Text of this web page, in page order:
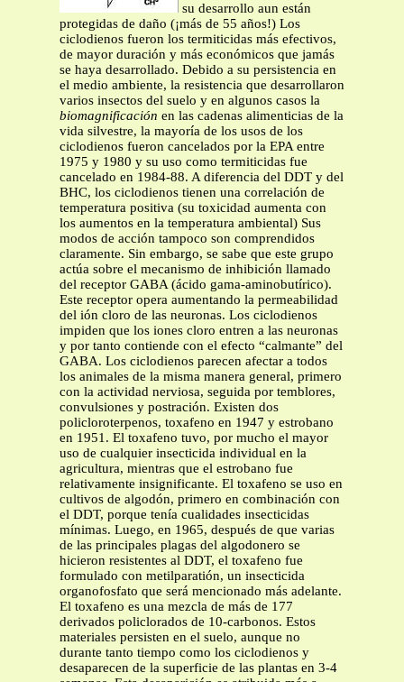
su desarrollo aun están
protegidas de daño (¡más de 55 años!) Los
ciclodienos fueron los termiticidas más efectivos,
de mayor duración y más económicos que jamás
se haya desarrollado. Debido a su persistencia en
el medio ambiente, la resistencia que desarrollaron
varios insectos del suelo y en algunos casos la
biomagnificación en las cadenas alimenticias de la
vida silvestre, la mayoría de los usos de los
ciclodienos fueron cancelados por la EPA entre
1975 y 1980 y su uso como termiticidas fue
cancelado en 1984-88. A diferencia del DDT y del
BHC, los ciclodienos tienen una correlación de
temperatura positiva (su toxicidad aumenta con
los aumentos en la temperatura ambiental) Sus
modos de acción tampoco son comprendidos
claramente. Sin embargo, se sabe que este grupo
actúa sobre el mecanismo de inhibición llamado
del receptor GABA (ácido gama-aminobutírico).
Este receptor opera aumentando la permeabilidad
del ión cloro de las neuronas. Los ciclodienos
impiden que los iones cloro entren a las neuronas
y por tanto contiende con el efecto “calmante” del
GABA. Los ciclodienos parecen afectar a todos
los animales de la misma manera general, primero
con la actividad nerviosa, seguida por temblores,
convulsiones y postración. Existen dos
policloroterpenos, toxafeno en 1947 y estrobano
en 1951. El toxafeno tuvo, por mucho el mayor
uso de cualquier insecticida individual en la
agricultura, mientras que el estrobano fue
relativamente insignificante. El toxafeno se uso en
cultivos de algodón, primero en combinación con
el DDT, porque tenía cualidades insecticidas
mínimas. Luego, en 1965, después de que varias
de las principales plagas del algodonero se
hicieron resistentes al DDT, el toxafeno fue
formulado con metilparatión, un insecticida
organofosfato que será mencionado más adelante.
El toxafeno es una mezcla de más de 177
derivados policlorados de 10-carbonos. Estos
materiales persisten en el suelo, aunque no
durante tanto tiempo como los ciclodienos y
desaparecen de la superficie de las plantas en 3-4